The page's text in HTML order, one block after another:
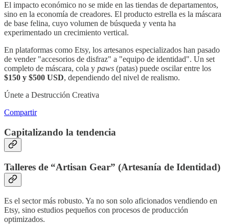
El impacto económico no se mide en las tiendas de departamentos,
sino en la economía de creadores. El producto estrella es la máscara
de base felina, cuyo volumen de búsqueda y venta ha
experimentado un crecimiento vertical.
En plataformas como Etsy, los artesanos especializados han pasado
de vender "accesorios de disfraz" a "equipo de identidad". Un set
completo de máscara, cola y paws (patas) puede oscilar entre los
$150 y $500 USD, dependiendo del nivel de realismo.
Únete a Destrucción Creativa
Compartir
Capitalizando la tendencia
Talleres de “Artisan Gear” (Artesanía de Identidad)
Es el sector más robusto. Ya no son solo aficionados vendiendo en
Etsy, sino estudios pequeños con procesos de producción
optimizados.